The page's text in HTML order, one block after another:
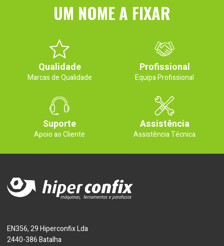
UM NOME A FIXAR
Qualidade
Marcas de Qualidade
Profissional
Equipa Profissional
Suporte
Apoio ao Cliente
Assistência
Assistência Técnica
EN356, 29 Hiperconfix Lda
2440-386 Batalha